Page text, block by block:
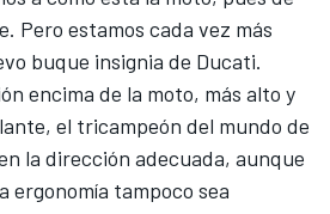
Pero estamos cada vez más
buque insignia de Ducati.
encima de la moto, más alto y
el tricampeón del mundo de
la dirección adecuada, aunque
ergonomía tampoco sea